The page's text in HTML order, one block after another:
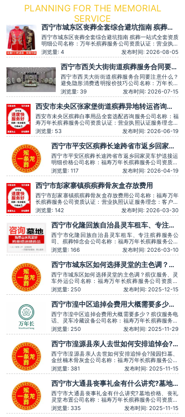
PLANNING FOR THE MEMORIAL
SERVICE
西宁市城东区丧葬全套综合避坑指南 殡葬一
站式全套资质明细
西宁市城东区丧葬全套综合避坑指南 殡葬一站式全套资质
明细公司名称：万年长殡葬服务公司资质认证：营业执照
认证服务理念：客户至上，服务至上服务时间：全天在线
主营服务：殡葬服务-灵堂布置-丧葬一条龙-殡仪车出租-
白事服务-灵车接运-殡葬用品-长途跨省殡葬用车-下葬安
葬礼仪服务，殡仪一条龙服务服务特色：墓地销售转让，
浏览量: 4 发布时间: 2026-08-05
西宁市西关大街街道殡葬服务合同要注
意什么？避免隐形消费透明报价技巧
西宁市西关大街街道殡葬服务合同要注意什么？
避免隐形消费透明报价技巧公司名称：万年长殡
葬服务公司资质认证：营业执照认证服务理念：
客户至上，服务至上服务时间：全天在线主营服
务：殡葬服务-灵堂布置-丧葬一条龙-殡仪车出
租-白事服务-灵车接运-殡葬用品-长途跨省殡葬
用车-下葬安葬礼仪服务，殡仪一条龙服务服务特
色：墓
浏览量: 39 发布时间: 2026-07-15
西安市未央区张家堡街道殡葬异地转运咨询服
务
西安市未央区殡葬白事用品全套选配咨询服务公司名称：福
寿万年长殡葬服务公司资质认证：营业执照认证服务理念：
客户至上，服务至上服务时间：全天在线用户评价：丧事一
条龙服务顺畅，解答耐心细致。主营服务：殡葬服务、灵堂
布置、丧葬一条龙、殡仪车出租、白事服务、灵车接运、殡
葬用品、长途跨省殡葬用车、预约，下葬安葬
浏览量: 53 发布时间: 2026-06-19
西宁市平安区殡葬长途跨省市返乡回家灵
车护送接运明细价格
西宁市平安区殡葬长途跨省市返乡回家灵车护送接运
明细价格公司名称：福寿万年长殡葬服务公司资质认
证：营业执照认证服务理念：客户至上，服务至上服
务时间：全天在线用户评价：丧事一条龙服务顺畅，
解答耐心细致。主营服务：殡葬服务、灵堂布置、丧
葬一条龙、殡仪车出租、白事服务、灵车接运、殡葬
用品、长途跨省殡葬用车、
浏览量: 117 发布时间: 2026-04-19
西宁市彭家寨镇殡殡葬骨灰盒存放费用
西宁市彭家寨镇殡殡葬骨灰盒存放费用公司名称：福寿万年
长殡葬服务公司资质认证：营业执照认证服务理念：客户至
上，服务至上服务时间：全天在线用户评价：丧事一条龙服
务顺畅，解答耐心细致。主营服务：殡葬服务、灵堂布置、
丧葬一条龙、殡仪车出租、白事服务、灵车接运、殡葬用
品、长途跨省殡葬用车、火化预约，下葬安葬礼
浏览量: 142 发布时间: 2026-03-30
西宁市化隆回族自治县灵车租车、专注殡
葬服务公司、殡葬悼念会
西宁市化隆回族自治县灵车租车、专注殡葬服务公
司、殡葬悼念会公司名称：福寿万年长殡葬服务公司
资质认证：营业执照认证服务理念：客户至上，服务
至上服务时间：全天在线用户评价：时间守约，从不
拖沓误事。主营服务：殡葬服务、灵堂布置、丧葬一
条龙、殡仪车出租、白事服务、灵车接运、殡葬用
品、长途跨省殡葬用车、火化预
浏览量: 166 发布时间: 2026-03-10
西宁市城东区如何选择灵堂的主色调？殡
仪服务、灵车外运
西宁市城东区如何选择灵堂的主色调？殡仪服务、灵
车外运公司名称：福寿万年长殡葬服务公司资质认
证：营业执照认证服务理念：客户至上，服务至上服
务时间：全天在线用户评价：一条龙服务用心得体，
让逝者有尊严。主营服务：殡葬服务、灵堂布置、丧
葬一条龙、殡仪车出租、白事服务、灵车接运、殡葬
用品、长途跨省殡葬用车、火
浏览量: 250 发布时间: 2025-12-15
西宁市湟中区追掉会费用大概需要多少？
殡仪服务电话、灵车冷藏设备
西宁市湟中区追掉会费用大概需要多少？殡仪服务电
话、灵车冷藏设备公司名称：福寿万年长殡葬服务公
司资质认证：营业执照认证服务理念：客户至上，服
务至上服务时间：全天在线用户评价：服务时言语温
和，安抚情绪很到位，专业可靠。主营服务：殡葬服
务、灵堂布置、丧葬一条龙、殡仪车出租、白事服
务、灵车接运、殡葬用品、长
浏览量: 250 发布时间: 2025-11-29
西宁市湟源县亲人去世如何安排追悼会?
陵园扫墓、金丝楠木骨灰盒
西宁市湟源县亲人去世如何安排追悼会?陵园扫墓、
金丝楠木骨灰盒公司名称：福寿万年长殡葬服务公司
资质认证：营业执照认证服务理念：客户至上，服务
至上服务时间：全天在线用户评价：价格透明，没有
隐形消费。主营服务：殡葬服务、灵堂布置、丧葬一
条龙、殡仪车出租、白事服务、灵车接运、殡葬用
品、长途跨省殡葬用车、火化预
浏览量: 381 发布时间: 2025-11-15
西宁市大通县丧事礼金有什么讲究?墓地
价格、丧礼灵堂布置
西宁市大通县丧事礼金有什么讲究?墓地价格、丧礼
灵堂布置公司名称：福寿万年长殡葬服务公司资质认
证：营业执照认证服务理念：客户至上，服务至上服
务时间：全天在线用户评价：价格透明，没有隐形消
浏览量: 335 发布时间: 2025-11-15